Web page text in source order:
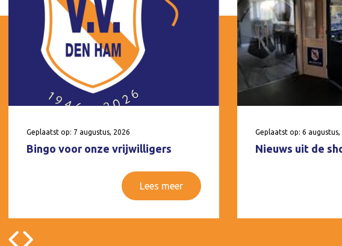
Geplaatst op: 7 augustus, 2026
Bingo voor onze vrijwilligers
Lees meer
Geplaatst op: 6 augustus,
Nieuws uit de